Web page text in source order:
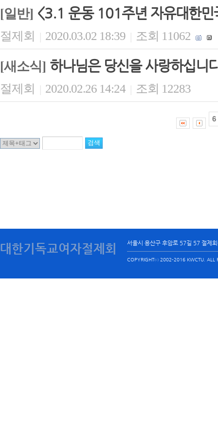
[일반] <3.1 운동 101주년 자유대한
절제회 | 2020.03.02 18:39 | 조회 11062
[새소식] 하나님은 당신을 사랑하십니
절제회 | 2020.02.26 14:24 | 조회 12283
6
대한기독교여자절제회 서울시 용산구 후암로 57길 57 절제
COPYRIGHTⓒ 2002-2016 KWCTU. ALL